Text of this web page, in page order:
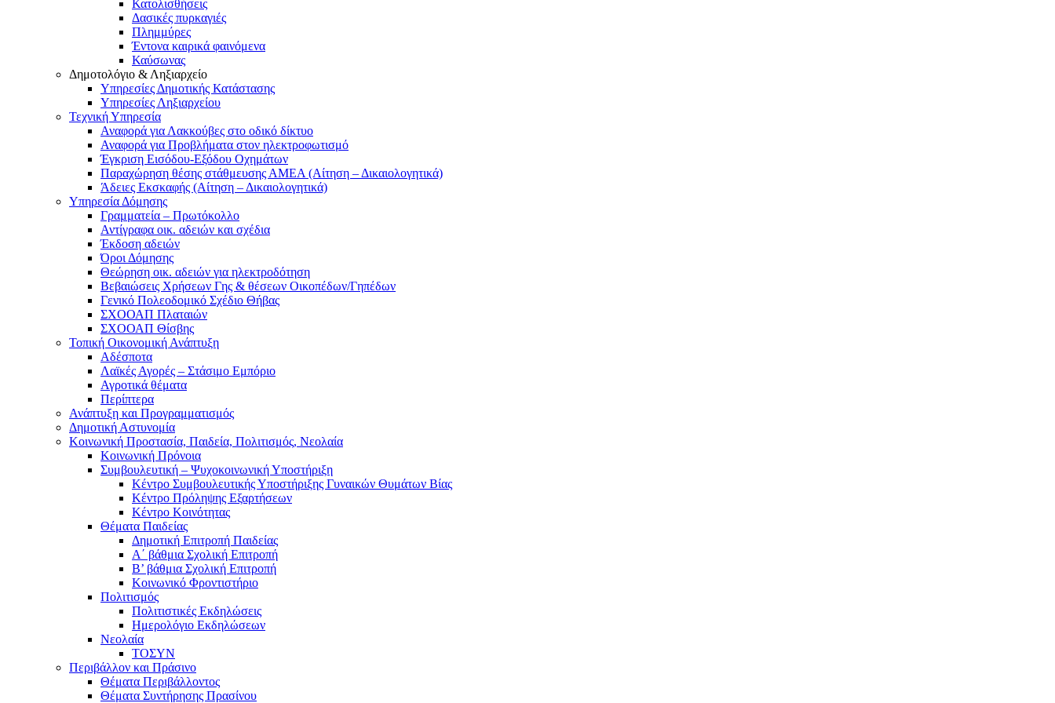
Κατολισθήσεις
Δασικές πυρκαγιές
Πλημμύρες
Έντονα καιρικά φαινόμενα
Καύσωνας
Δημοτολόγιο & Ληξιαρχείο
Υπηρεσίες Δημοτικής Κατάστασης
Υπηρεσίες Ληξιαρχείου
Τεχνική Υπηρεσία
Αναφορά για Λακκούβες στο οδικό δίκτυο
Αναφορά για Προβλήματα στον ηλεκτροφωτισμό
Έγκριση Εισόδου-Εξόδου Οχημάτων
Παραχώρηση θέσης στάθμευσης ΑΜΕΑ (Αίτηση – Δικαιολογητικά)
Άδειες Εκσκαφής (Αίτηση – Δικαιολογητικά)
Υπηρεσία Δόμησης
Γραμματεία – Πρωτόκολλο
Αντίγραφα οικ. αδειών και σχέδια
Έκδοση αδειών
Όροι Δόμησης
Θεώρηση οικ. αδειών για ηλεκτροδότηση
Βεβαιώσεις Χρήσεων Γης & θέσεων Οικοπέδων/Γηπέδων
Γενικό Πολεοδομικό Σχέδιο Θήβας
ΣΧΟΟΑΠ Πλαταιών
ΣΧΟΟΑΠ Θίσβης
Τοπική Οικονομική Ανάπτυξη
Αδέσποτα
Λαϊκές Αγορές – Στάσιμο Εμπόριο
Αγροτικά θέματα
Περίπτερα
Ανάπτυξη και Προγραμματισμός
Δημοτική Αστυνομία
Κοινωνική Προστασία, Παιδεία, Πολιτισμός, Νεολαία
Κοινωνική Πρόνοια
Συμβουλευτική – Ψυχοκοινωνική Υποστήριξη
Κέντρο Συμβουλευτικής Υποστήριξης Γυναικών Θυμάτων Βίας
Κέντρο Πρόληψης Εξαρτήσεων
Κέντρο Κοινότητας
Θέματα Παιδείας
Δημοτική Επιτροπή Παιδείας
Α΄ βάθμια Σχολική Επιτροπή
B’ βάθμια Σχολική Επιτροπή
Κοινωνικό Φροντιστήριο
Πολιτισμός
Πολιτιστικές Εκδηλώσεις
Ημερολόγιο Εκδηλώσεων
Νεολαία
ΤΟΣΥΝ
Περιβάλλον και Πράσινο
Θέματα Περιβάλλοντος
Θέματα Συντήρησης Πρασίνου